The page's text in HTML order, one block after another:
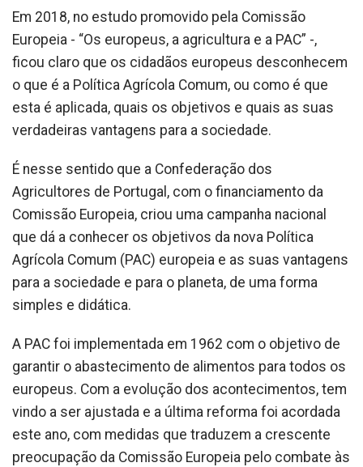
Em 2018, no estudo promovido pela Comissão
Europeia - “Os europeus, a agricultura e a PAC” -,
ficou claro que os cidadãos europeus desconhecem
o que é a Política Agrícola Comum, ou como é que
esta é aplicada, quais os objetivos e quais as suas
verdadeiras vantagens para a sociedade.
É nesse sentido que a Confederação dos
Agricultores de Portugal, com o financiamento da
Comissão Europeia, criou uma campanha nacional
que dá a conhecer os objetivos da nova Política
Agrícola Comum (PAC) europeia e as suas vantagens
para a sociedade e para o planeta, de uma forma
simples e didática.
A PAC foi implementada em 1962 com o objetivo de
garantir o abastecimento de alimentos para todos os
europeus. Com a evolução dos acontecimentos, tem
vindo a ser ajustada e a última reforma foi acordada
este ano, com medidas que traduzem a crescente
preocupação da Comissão Europeia pelo combate às